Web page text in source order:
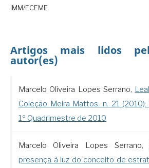
IMM/ECEME.
Artigos mais lidos
autor(es)
Marcelo Oliveira Lopes Serrano,
Coleção Meira Mattos: n. 21 (2010):
1º Quadrimestre de 2010
Marcelo Oliveira Lopes Serrano,
presença à luz do conceito de